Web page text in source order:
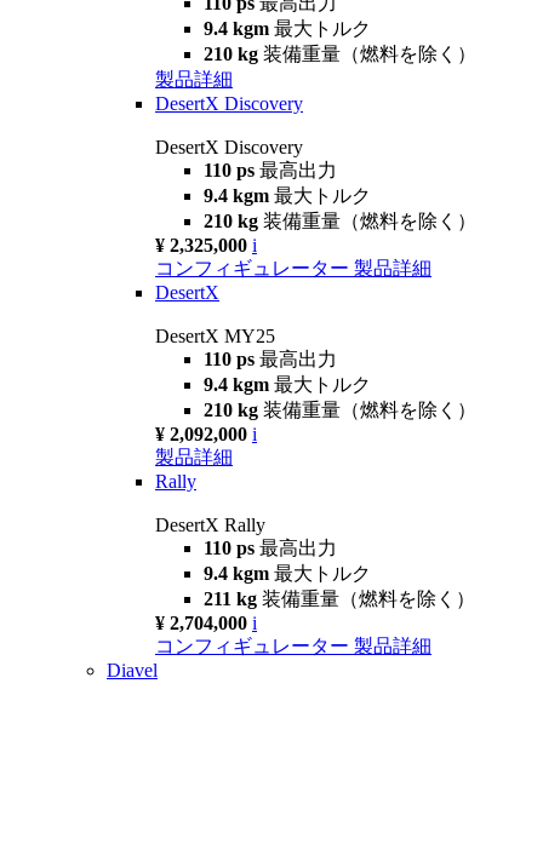
9.4 kgm 最大トルク
210 kg 装備重量（燃料を除く）
製品詳細
DesertX Discovery
DesertX Discovery
110 ps 最高出力
9.4 kgm 最大トルク
210 kg 装備重量（燃料を除く）
¥ 2,325,000 i
コンフィギュレーター 製品詳細
DesertX
DesertX MY25
110 ps 最高出力
9.4 kgm 最大トルク
210 kg 装備重量（燃料を除く）
¥ 2,092,000 i
製品詳細
Rally
DesertX Rally
110 ps 最高出力
9.4 kgm 最大トルク
211 kg 装備重量（燃料を除く）
¥ 2,704,000 i
コンフィギュレーター 製品詳細
Diavel